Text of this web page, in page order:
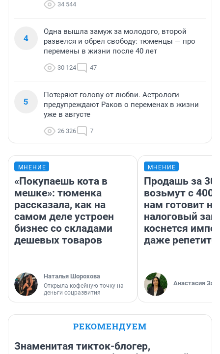
34 544
4
Одна вышла замуж за молодого, второй
развелся и обрел свободу: тюменцы — про
перемены в жизни после 40 лет
30 124 47
5
Потеряют голову от любви. Астрологи
предупреждают Раков о переменах в жизни
уже в августе
26 326 7
МНЕНИЕ
«Покупаешь кота в
мешке»: тюменка
рассказала, как на
самом деле устроен
бизнес со складами
дешевых товаров
Наталья Шорохова
Открыла кофейную точку на
деньги соцразвития
МНЕНИЕ
Продашь за
возьмут с
нам готовит
налоговый
коснется
даже
Анастасия
РЕКОМЕНДУЕМ
Знаменитая тикток-блогер,